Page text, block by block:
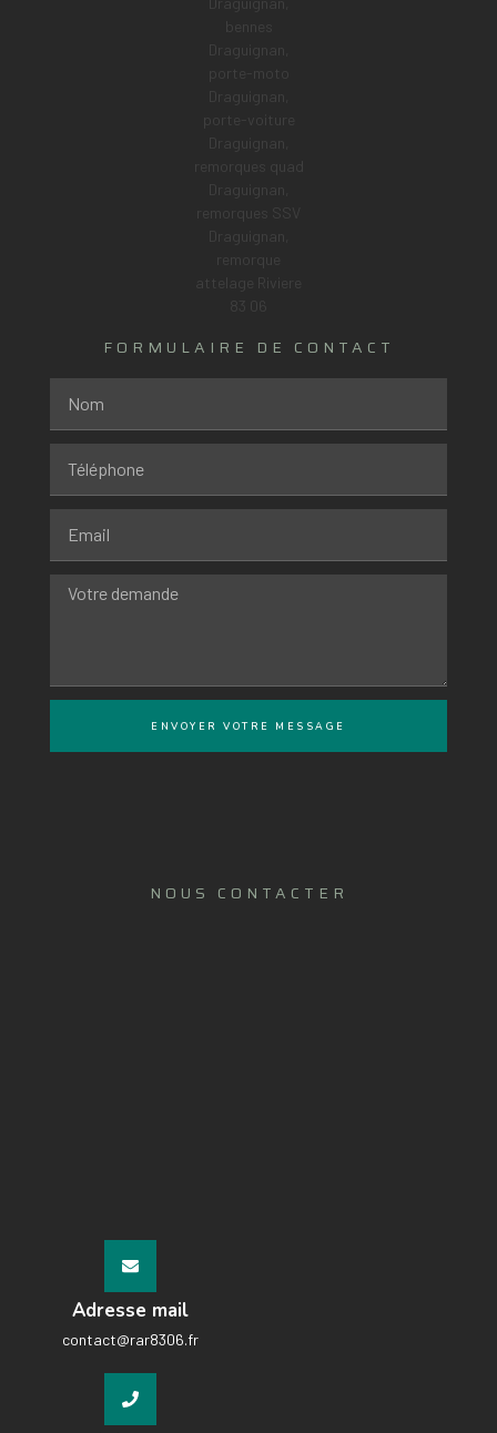
FORMULAIRE DE CONTACT
ENVOYER VOTRE MESSAGE
NOUS CONTACTER
Adresse mail
contact@rar8306.fr